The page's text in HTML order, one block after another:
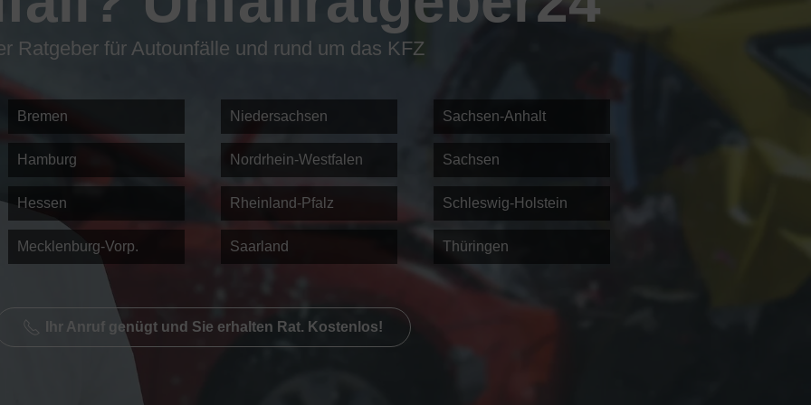
Ratgeber für Autounfälle und rund um das KFZ
Bremen
Hamburg
Hessen
Mecklenburg-Vorp.
Niedersachsen
Nordrhein-Westfalen
Rheinland-Pfalz
Saarland
Sachsen-Anhalt
Sachsen
Schleswig-Holstein
Thüringen
Ihr Anruf genügt und Sie erhalten Rat. Kostenlos!